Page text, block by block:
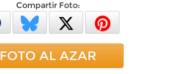
Compartir Foto:
FOTO AL AZAR